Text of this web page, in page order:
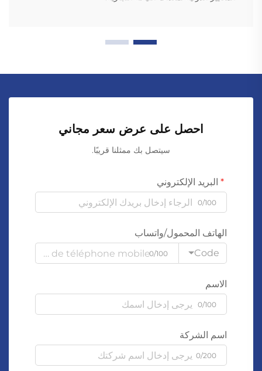
احصل على عرض سعر مجاني
سيتصل بك ممثلنا قريبًا.
البريد الإلكتروني
0/100
الهاتف المحمول/واتساب
Code
0/100
الاسم
0/100
اسم الشركة
0/200